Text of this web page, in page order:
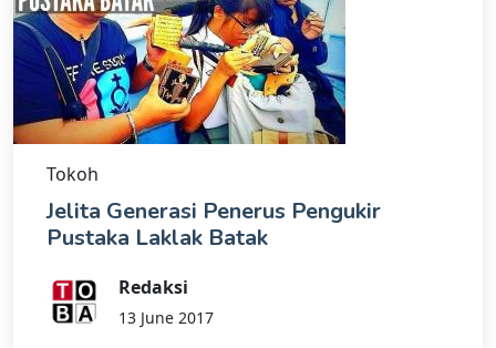
Tokoh
Jelita Generasi Penerus Pengukir
Pustaka Laklak Batak
Redaksi
13 June 2017